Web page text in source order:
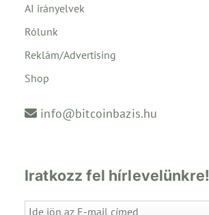
AI irányelvek
Rólunk
Reklám/Advertising
Shop
info@bitcoinbazis.hu
Iratkozz fel hírlevelünkre!